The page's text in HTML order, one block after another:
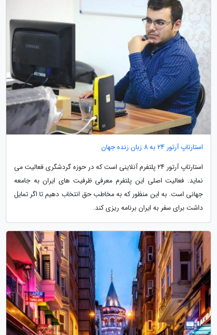
استارتاپ آرتور 24 به 8 زبان زنده جهان
استارتاپ آرتور 24 پلتفرم آنلاینی است که در حوزه گردشگری فعالیت می
نماید. فعالیت اصلی این پلتفرم معرفی ظرفیت های ایران به جامعه
جهانی است. به این منظور که به مخاطب حق انتخاب دهیم تا اگر تمایل
داشت برای سفر به ایران برنامه ریزی کند.